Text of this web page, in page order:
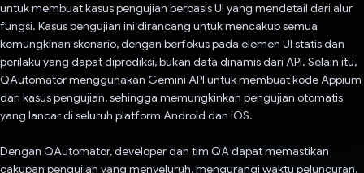
untuk membuat kasus pengujian berbasis UI yang mendetail dari alur
fungsi. Kasus pengujian ini dirancang untuk mencakup semua
kemungkinan skenario, dengan berfokus pada elemen UI statis dan
perilaku yang dapat diprediksi, bukan data dinamis dari API. Selain itu,
QAutomator menggunakan Gemini API untuk membuat kode Appium
dari kasus pengujian, sehingga memungkinkan pengujian otomatis
yang lancar di seluruh platform Android dan iOS.
Dengan QAutomator, developer dan tim QA dapat memastikan
cakupan pengujian yang menyeluruh, mengurangi waktu peluncuran,